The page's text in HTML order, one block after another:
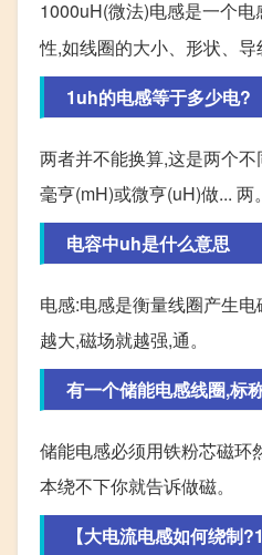
1000uH(微法)电感是一个
性,如线圈的大小、形状、导
1uh的电感等于多少电?
两者并不能换算,这是两个
毫亨(mH)或微亨(uH)做... 两。
电容中uh是什么意思
电感:电感是衡量线圈产生
越大,磁场就越强,通。
有一个储能电感线圈,标
储能电感必须用铁粉芯磁环
本绕不下你就告诉做磁。
【大电流电感如何绕制